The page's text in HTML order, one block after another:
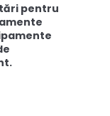
pentru